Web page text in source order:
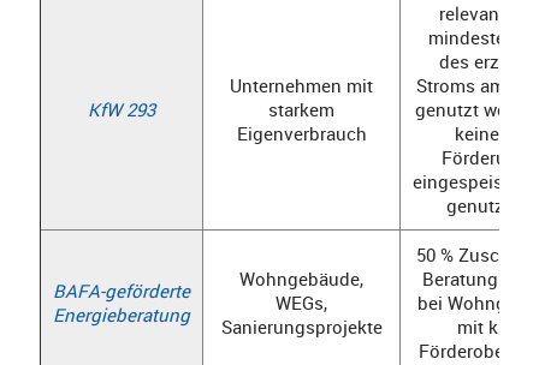
KfW 293
Unternehmen mit
starkem
Eigenverbrauch
relevant,
mindestens
des
Stroms am
genutzt
keine
Förderung
eingespeisten
genutzt
BAFA-geförderte
Energieberatung
Wohngebäude,
WEGs,
Sanierungsprojekte
50 %
bei
mit klaren